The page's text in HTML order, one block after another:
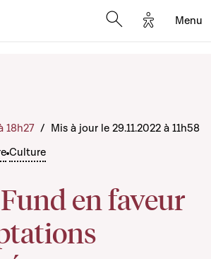
Options
Menu
Culture
en faveur
18h27 / Mis à jour le 29.11.2022 à 11h58